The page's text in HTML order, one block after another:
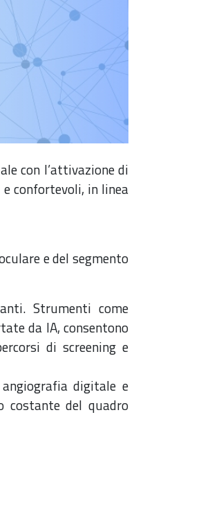
con l’attivazione di
confortevoli, in linea
e del segmento
Strumenti come
da IA, consentono
di screening e
digitale e
costante del quadro